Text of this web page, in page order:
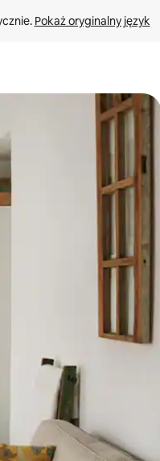
Pokaż oryginalny język
przeglądać je za